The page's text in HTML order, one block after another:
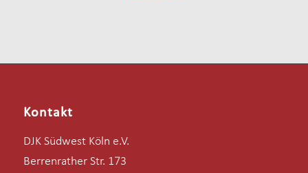
Kontakt
DJK Südwest Köln e.V.
Berrenrather Str. 173